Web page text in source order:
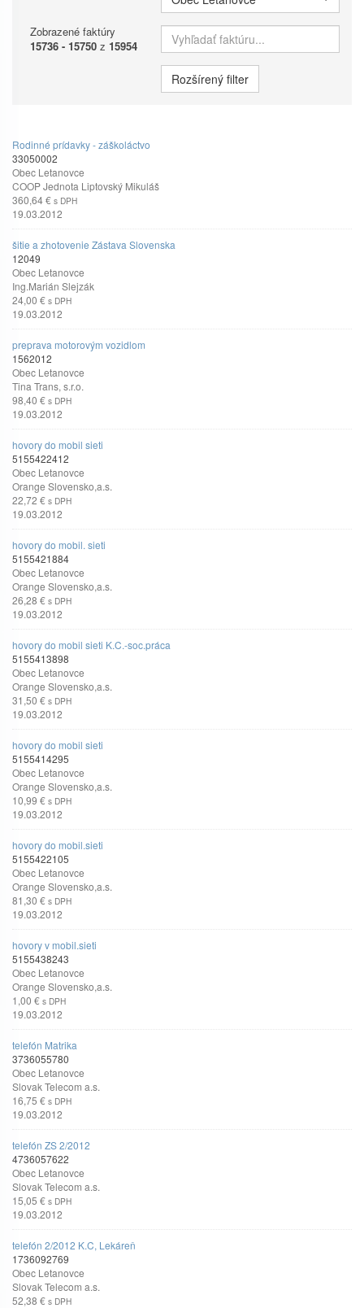
Zobrazené faktúry
15736 - 15750 z 15954
Vyhľadať faktúru
Rozšírený filter
Rodinné prídavky - záškoláctvo
33050002
Obec Letanovce
COOP Jednota Liptovský Mikuláš
360,64 € s DPH
19.03.2012
šitie a zhotovenie Zástava Slovenska
12049
Obec Letanovce
Ing.Marián Slejzák
24,00 € s DPH
19.03.2012
preprava motorovým vozidlom
1562012
Obec Letanovce
Tina Trans, s.r.o.
98,40 € s DPH
19.03.2012
hovory do mobil sieti
5155422412
Obec Letanovce
Orange Slovensko,a.s.
22,72 € s DPH
19.03.2012
hovory do mobil. sieti
5155421884
Obec Letanovce
Orange Slovensko,a.s.
26,28 € s DPH
19.03.2012
hovory do mobil sieti K.C.-soc.práca
5155413898
Obec Letanovce
Orange Slovensko,a.s.
31,50 € s DPH
19.03.2012
hovory do mobil sieti
5155414295
Obec Letanovce
Orange Slovensko,a.s.
10,99 € s DPH
19.03.2012
hovory do mobil.sieti
5155422105
Obec Letanovce
Orange Slovensko,a.s.
81,30 € s DPH
19.03.2012
hovory v mobil.sieti
5155438243
Obec Letanovce
Orange Slovensko,a.s.
1,00 € s DPH
19.03.2012
telefón Matrika
3736055780
Obec Letanovce
Slovak Telecom a.s.
16,75 € s DPH
19.03.2012
telefón ZS 2/2012
4736057622
Obec Letanovce
Slovak Telecom a.s.
15,05 € s DPH
19.03.2012
telefón 2/2012 K.C, Lekáreň
1736092769
Obec Letanovce
Slovak Telecom a.s.
52,38 € s DPH